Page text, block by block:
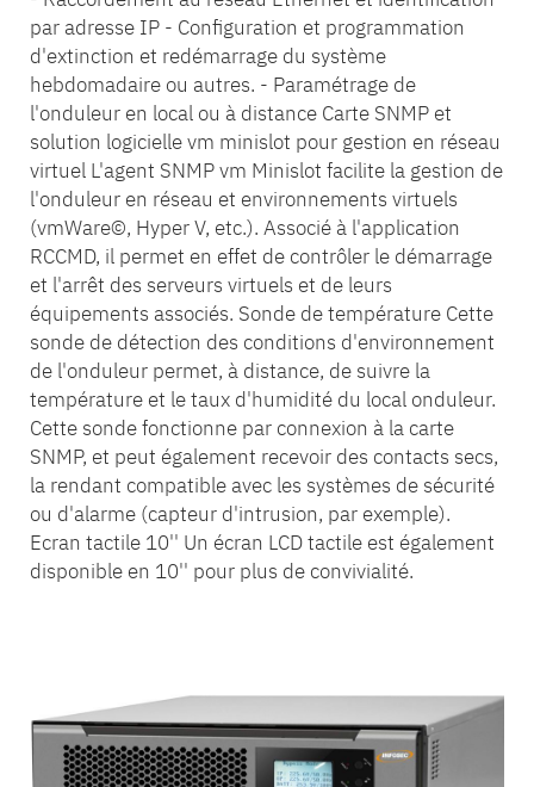
par adresse IP - Configuration et programmation
d'extinction et redémarrage du système
hebdomadaire ou autres. - Paramétrage de
l'onduleur en local ou à distance Carte SNMP et
solution logicielle vm minislot pour gestion en réseau
virtuel L'agent SNMP vm Minislot facilite la gestion de
l'onduleur en réseau et environnements virtuels
(vmWare©, Hyper V, etc.). Associé à l'application
RCCMD, il permet en effet de contrôler le démarrage
et l'arrêt des serveurs virtuels et de leurs
équipements associés. Sonde de température Cette
sonde de détection des conditions d'environnement
de l'onduleur permet, à distance, de suivre la
température et le taux d'humidité du local onduleur.
Cette sonde fonctionne par connexion à la carte
SNMP, et peut également recevoir des contacts secs,
la rendant compatible avec les systèmes de sécurité
ou d'alarme (capteur d'intrusion, par exemple).
Ecran tactile 10'' Un écran LCD tactile est également
disponible en 10'' pour plus de convivialité.